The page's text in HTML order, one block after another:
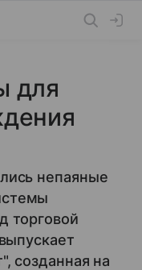
для
непаяные
торговой
созданная на